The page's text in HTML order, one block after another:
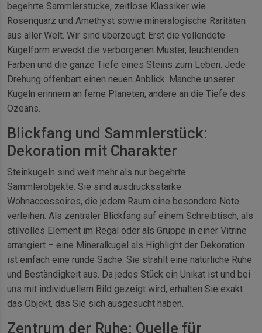
begehrte Sammlerstücke, zeitlose Klassiker wie
Rosenquarz und Amethyst sowie mineralogische Raritäten
aus aller Welt. Wir sind überzeugt: Erst die vollendete
Kugelform erweckt die verborgenen Muster, leuchtenden
Farben und die ganze Tiefe eines Steins zum Leben. Jede
Drehung offenbart einen neuen Anblick. Manche unserer
Kugeln erinnern an ferne Planeten, andere an die Tiefe des
Ozeans.
Blickfang und Sammlerstück:
Dekoration mit Charakter
Steinkugeln sind weit mehr als nur begehrte
Sammlerobjekte. Sie sind ausdrucksstarke
Wohnaccessoires, die jedem Raum eine besondere Note
verleihen. Als zentraler Blickfang auf einem Schreibtisch, als
stilvolles Element im Regal oder als Gruppe in einer Vitrine
arrangiert – eine Mineralkugel als Highlight der Dekoration
ist einfach eine runde Sache. Sie strahlt eine natürliche Ruhe
und Beständigkeit aus. Da jedes Stück ein Unikat ist und bei
uns mit individuellem Bild gezeigt wird, erhalten Sie exakt
das Objekt, das Sie sich ausgesucht haben.
Zentrum der Ruhe: Quelle für